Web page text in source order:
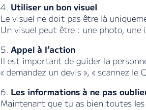
4. Utiliser un bon visuel
Le visuel ne doit pas être là
Un visuel peut être : une photo,
5.Appel à l’action
Il est important de guider la
« demandez un devis », « scannez le
6. Les informations à ne pas
Maintenant que tu as bien toutes